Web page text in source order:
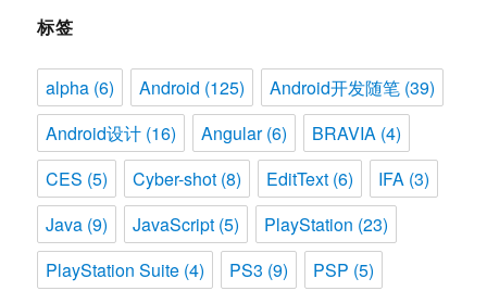
标签
alpha (6) Android (125) Android开发随笔 (39)
Android设计 (16) Angular(6) BRAVIA (4)
CES (5) Cyber-shot (8) EditText (6) IFA (3)
Java (9) JavaScript (5) PlayStation (23)
PlayStation Suite (4) PS3 (9) PSP (5)